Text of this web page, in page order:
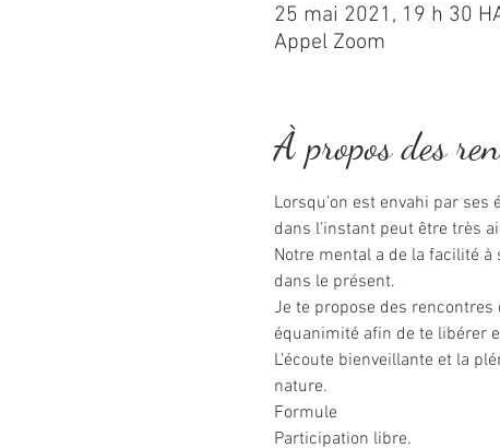
25 mai 2021, 19 h 30
Appel Zoom
À propos des
Lorsqu’on est envahi par
dans l’instant peut être très
Notre mental a de la facilité
dans le présent.
Je te propose des rencontres
équanimité afin de te libérer
L’écoute bienveillante et la
nature.
Formule
Participation libre.